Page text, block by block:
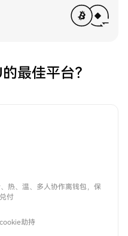
最佳平台？
热、温、多人协作离钱包，保
付
劫持